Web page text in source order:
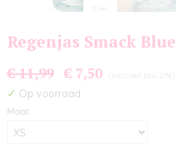
Regenjas Smack Blue
€ 11,99 € 7,50 (inclusief btw 21%)
✓ Op voorraad
Maat